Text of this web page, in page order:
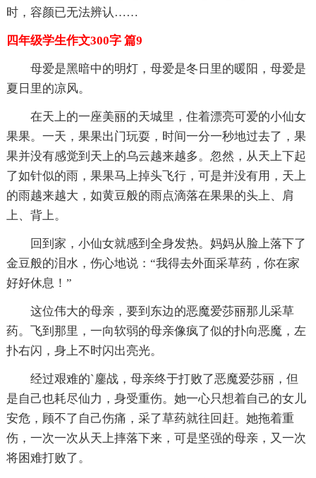
时，容颜已无法辨认……
四年级学生作文300字 篇9
母爱是黑暗中的明灯，母爱是冬日里的暖阳，母爱是
夏日里的凉风。
在天上的一座美丽的天城里，住着漂亮可爱的小仙女
果果。一天，果果出门玩耍，时间一分一秒地过去了，果
果并没有感觉到天上的乌云越来越多。忽然，从天上下起
了如针似的雨，果果马上掉头飞行，可是并没有用，天上
的雨越来越大，如黄豆般的雨点滴落在果果的头上、肩
上、背上。
回到家，小仙女就感到全身发热。妈妈从脸上落下了
金豆般的泪水，伤心地说：“我得去外面采草药，你在家
好好休息！”
这位伟大的母亲，要到东边的恶魔爱莎丽那儿采草
药。飞到那里，一向软弱的母亲像疯了似的扑向恶魔，左
扑右闪，身上不时闪出亮光。
经过艰难的`鏖战，母亲终于打败了恶魔爱莎丽，但
是自己也耗尽仙力，身受重伤。她一心只想着自己的女儿
安危，顾不了自己伤痛，采了草药就往回赶。她拖着重
伤，一次一次从天上摔落下来，可是坚强的母亲，又一次
将困难打败了。